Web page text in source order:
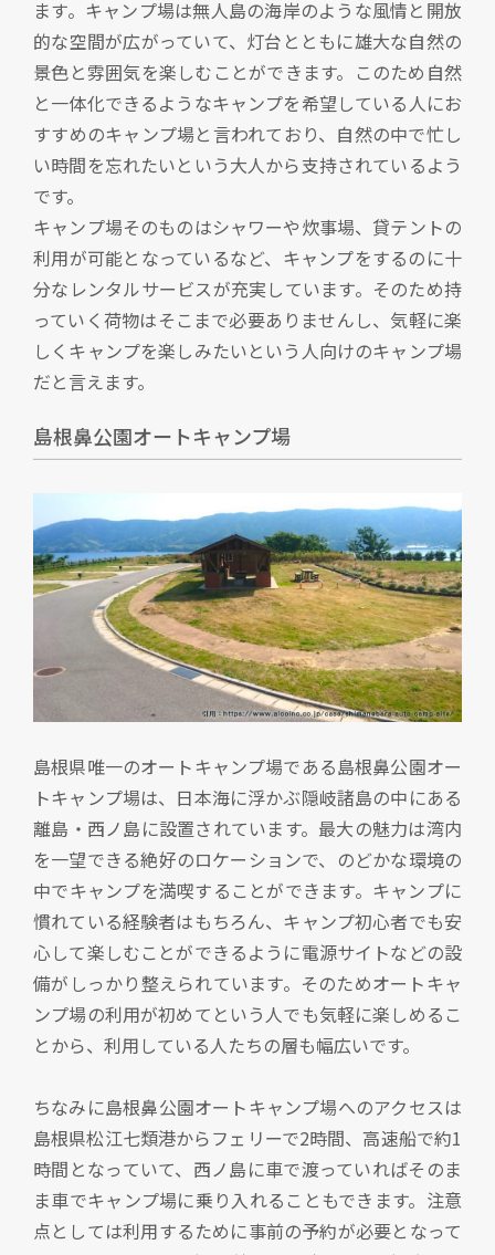
ます。キャンプ場は無人島の海岸のような風情と開放
的な空間が広がっていて、灯台とともに雄大な自然の
景色と雰囲気を楽しむことができます。このため自然
と一体化できるようなキャンプを希望している人にお
すすめのキャンプ場と言われており、自然の中で忙し
い時間を忘れたいという大人から支持されているよう
です。
キャンプ場そのものはシャワーや炊事場、貸テントの
利用が可能となっているなど、キャンプをするのに十
分なレンタルサービスが充実しています。そのため持
っていく荷物はそこまで必要ありませんし、気軽に楽
しくキャンプを楽しみたいという人向けのキャンプ場
だと言えます。
島根鼻公園オートキャンプ場
島根県唯一のオートキャンプ場である島根鼻公園オー
トキャンプ場は、日本海に浮かぶ隠岐諸島の中にある
離島・西ノ島に設置されています。最大の魅力は湾内
を一望できる絶好のロケーションで、のどかな環境の
中でキャンプを満喫することができます。キャンプに
慣れている経験者はもちろん、キャンプ初心者でも安
心して楽しむことができるように電源サイトなどの設
備がしっかり整えられています。そのためオートキャ
ンプ場の利用が初めてという人でも気軽に楽しめるこ
とから、利用している人たちの層も幅広いです。
ちなみに島根鼻公園オートキャンプ場へのアクセスは
島根県松江七類港からフェリーで2時間、高速船で約1
時間となっていて、西ノ島に車で渡っていればそのま
ま車でキャンプ場に乗り入れることもできます。注意
点としては利用するために事前の予約が必要となって